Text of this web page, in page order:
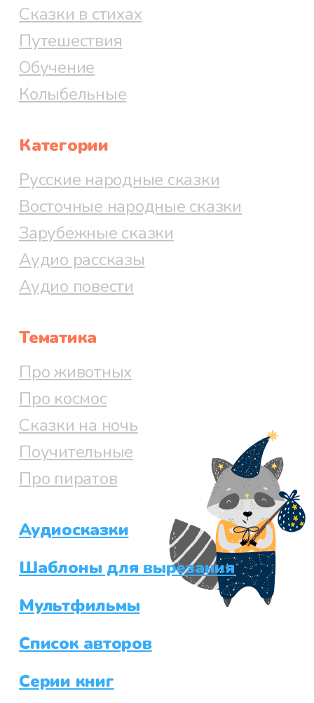
Сказки в стихах
Путешествия
Обучение
Колыбельные
Категории
Русские народные сказки
Восточные народные сказки
Зарубежные сказки
Аудио рассказы
Аудио повести
Тематика
Про животных
Про космос
Сказки на ночь
Поучительные
Про пиратов
Аудиосказки
Шаблоны для вырезания
Мультфильмы
Список авторов
Серии книг